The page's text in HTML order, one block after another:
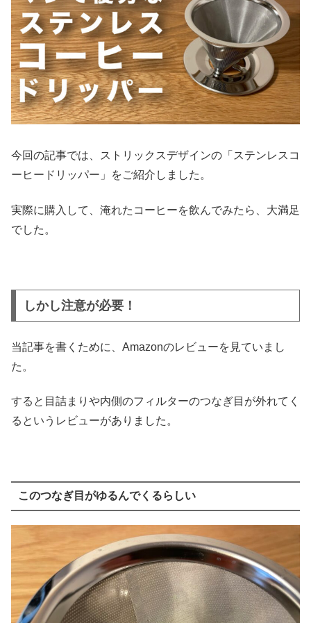
今回の記事では、ストリックスデザインの「ステンレスコ
ーヒードリッパー」をご紹介しました。
実際に購入して、淹れたコーヒーを飲んでみたら、大満足
でした。
しかし注意が必要！
当記事を書くために、Amazonのレビューを見ていまし
た。
すると目詰まりや内側のフィルターのつなぎ目が外れてく
るというレビューがありました。
このつなぎ目がゆるんでくるらしい